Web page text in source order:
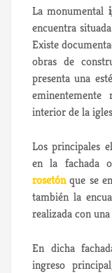
La monumental
encuentra
Existe
obras de
presenta una
interior de la
Los principales
en la fachada
rosetónque se
también la
realizada con
En dicha
ingreso